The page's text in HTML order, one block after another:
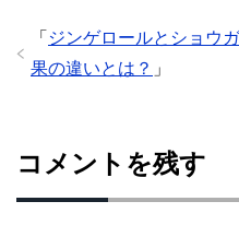
「 ジンゲロールとショウ
果の違いとは？ 」
コメントを残す